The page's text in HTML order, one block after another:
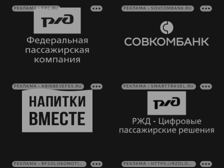
РЕКЛАМА • FPC.RU РЕКЛАМА • SOVCOMBANK.RU
РЕКЛАМА • ABINBEVEFES.RU РЕКЛАМА • SMARTTRAVEL.RU
РЕКЛАМА • RFSOLOKOMOTIV.RU РЕКЛАМА • HTTPS://RZDLOG.RU/